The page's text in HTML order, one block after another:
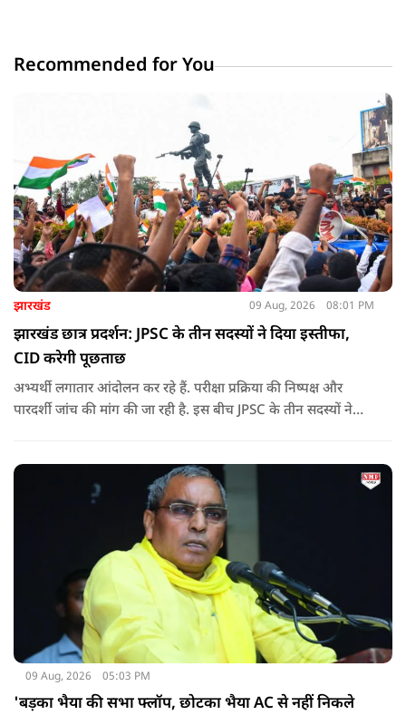
Recommended for You
झारखंड 09 Aug, 2026 08:01 PM
झारखंड छात्र प्रदर्शन: JPSC के तीन सदस्यों ने दिया इस्तीफा,
CID करेगी पूछताछ
अभ्यर्थी लगातार आंदोलन कर रहे हैं. परीक्षा प्रक्रिया की निष्पक्ष और
पारदर्शी जांच की मांग की जा रही है. इस बीच JPSC के तीन सदस्यों ने
09 Aug, 2026 05:03 PM
'बड़का भैया की सभा फ्लॉप, छोटका भैया AC से नहीं निकले